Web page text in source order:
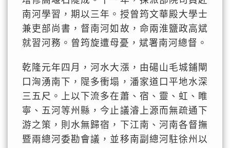
南河學習，期以三年。授曾筠文華殿大學士
兼吏部尚書，督南河如故，命兩淮鹽政高斌
就習河務。曾筠旋遭母憂，斌署南河總督。
乾隆元年四月，河水大漲，由碭山毛城鋪閘
口洶湧南下，隄多衝塌，潘家道口平地水深
三五尺。上以下流多在蕭、宿、靈、虹、睢
寧、五河等州縣，今止議濬上源而無疏通下
游之策，則水無歸宿，下江南、河南各督撫
暨兩總河委勘會議，並移南副總河駐徐州以